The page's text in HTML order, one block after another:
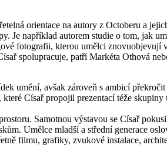
orientace na autory z Octoberu a
Je například autorem studie o tom, jak
fotografii, kterou umělci znovuobjevují
spolupracuje, patří Markéta Othová
umění, avšak zároveň s ambicí
Císař propojil prezentací téže skupiny
Samotnou výstavou se Císař
Umělce mladší a střední generace
filmu, grafiky, zvukové instalace,